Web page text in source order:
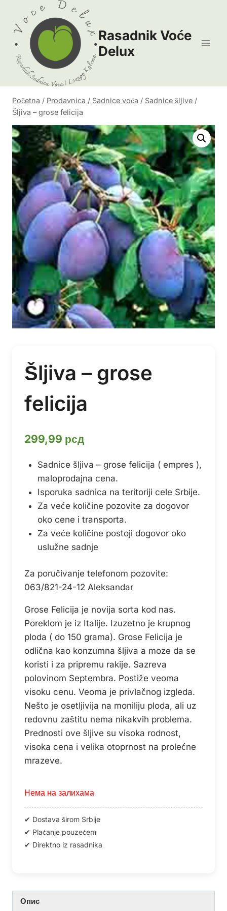
content
Rasadnik Voće
Delux
Početna / Prodavnica / Sadnice voća / Sadnice šljive /
Šljiva – grose felicija
Šljiva – grose
felicija
299,99 рсд
Sadnice šljiva – grose felicija ( empres ),
maloprodajna cena.
Isporuka sadnica na teritoriji cele Srbije.
Za veće količine pozovite za dogovor
oko cene i transporta.
Za veće količine postoji dogovor oko
uslužne sadnje
Za poručivanje telefonom pozovite:
063/821-24-12 Aleksandar
Grose Felicija je novija sorta kod nas.
Poreklom je iz Italije. Izuzetno je krupnog
ploda ( do 150 grama). Grose Felicija je
odlična kao konzumna šljiva a moze da se
koristi i za pripremu rakije. Sazreva
polovinom Septembra. Postiže veoma
visoku cenu. Veoma je privlačnog izgleda.
Nešto je osetljivija na moniliju ploda, ali uz
redovnu zaštitu nema nikakvih problema.
Prednosti ove šljive su visoka rodnost,
visoka cena i velika otoprnost na prolećne
mrazeve.
Нема на залихама
Опис